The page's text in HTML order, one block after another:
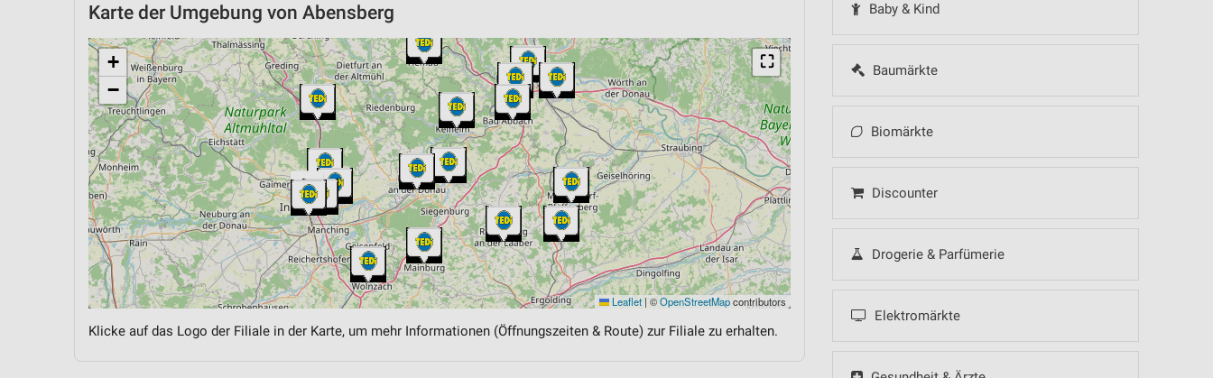
Baby & Kind
Baumärkte
Biomärkte
Discounter
Drogerie & Parfümerie
Elektromärkte
Karte der Umgebung von Abensberg
⛶
+
−
Leaflet | ©OpenStreetMapcontributors
Klicke auf das Logo der Filiale in der Karte, um mehr Informationen (Öffnungszeiten & Route) zur Filiale zu erhalten.